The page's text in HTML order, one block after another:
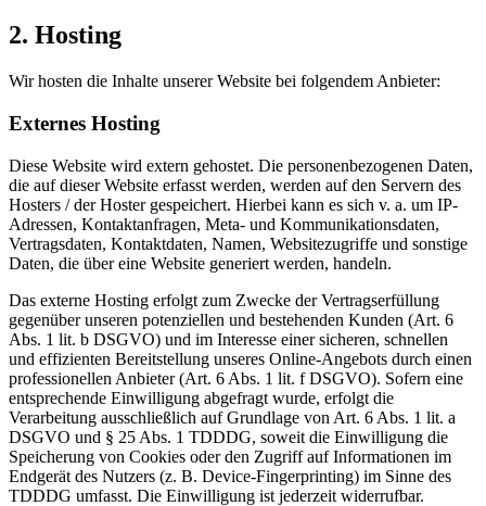
2. Hosting
Wir hosten die Inhalte unserer Website bei folgendem Anbieter:
Externes Hosting
Diese Website wird extern gehostet. Die personenbezogenen Daten,
die auf dieser Website erfasst werden, werden auf den Servern des
Hosters / der Hoster gespeichert. Hierbei kann es sich v. a. um IP-
Adressen, Kontaktanfragen, Meta- und Kommunikationsdaten,
Vertragsdaten, Kontaktdaten, Namen, Websitezugriffe und sonstige
Daten, die über eine Website generiert werden, handeln.
Das externe Hosting erfolgt zum Zwecke der Vertragserfüllung
gegenüber unseren potenziellen und bestehenden Kunden (Art. 6
Abs. 1 lit. b DSGVO) und im Interesse einer sicheren, schnellen
und effizienten Bereitstellung unseres Online-Angebots durch einen
professionellen Anbieter (Art. 6 Abs. 1 lit. f DSGVO). Sofern eine
entsprechende Einwilligung abgefragt wurde, erfolgt die
Verarbeitung ausschließlich auf Grundlage von Art. 6 Abs. 1 lit. a
DSGVO und § 25 Abs. 1 TDDDG, soweit die Einwilligung die
Speicherung von Cookies oder den Zugriff auf Informationen im
Endgerät des Nutzers (z. B. Device-Fingerprinting) im Sinne des
TDDDG umfasst. Die Einwilligung ist jederzeit widerrufbar.